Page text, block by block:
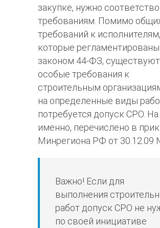
закупке, нужно
требованиям. Помимо
требований к исполнителям,
которые регламентированы
законом 44-ФЗ, существуют
особые требования к
строительным
на определенные виды
потребуется допуск СРО.
именно, перечислено в
Минрегиона РФ от 30.12.09
Важно! Если для
выполнения
работ допуск СРО не
по своей инициативе